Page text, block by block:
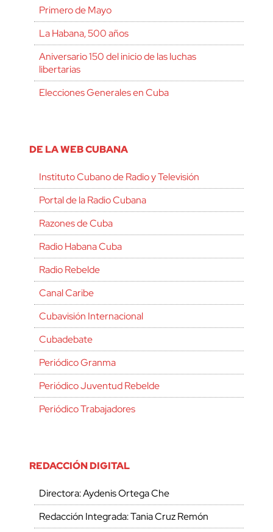
Primero de Mayo
La Habana, 500 años
Aniversario 150 del inicio de las luchas
libertarias
Elecciones Generales en Cuba
DE LA WEB CUBANA
Instituto Cubano de Radio y Televisión
Portal de la Radio Cubana
Razones de Cuba
Radio Habana Cuba
Radio Rebelde
Canal Caribe
Cubavisión Internacional
Cubadebate
Periódico Granma
Periódico Juventud Rebelde
Periódico Trabajadores
REDACCIÓN DIGITAL
Directora: Aydenis Ortega Che
Redacción Integrada: Tania Cruz Remón